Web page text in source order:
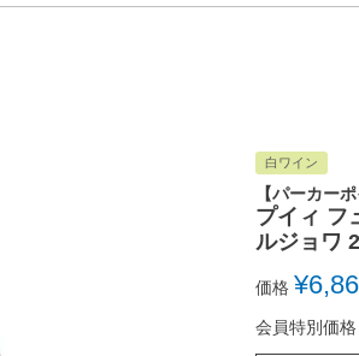
白ワイン
【パーカー
プイィ フ
ルジョワ
価格 ¥
会員特別価格